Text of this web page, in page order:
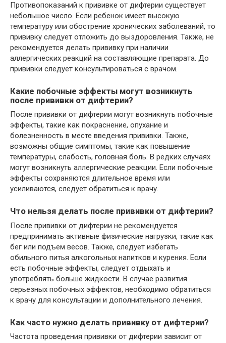
Противопоказаний к прививке от дифтерии существует
небольшое число. Если ребенок имеет высокую
температуру или обострение хронических заболеваний, то
прививку следует отложить до выздоровления. Также, не
рекомендуется делать прививку при наличии
аллергических реакций на составляющие препарата. До
прививки следует консультироваться с врачом.
Какие побочные эффекты могут возникнуть
после прививки от дифтерии?
После прививки от дифтерии могут возникнуть побочные
эффекты, такие как покраснение, опухание и
болезненность в месте введения прививки. Также,
возможны общие симптомы, такие как повышение
температуры, слабость, головная боль. В редких случаях
могут возникнуть аллергические реакции. Если побочные
эффекты сохраняются длительное время или
усиливаются, следует обратиться к врачу.
Что нельзя делать после прививки от дифтерии?
После прививки от дифтерии не рекомендуется
предпринимать активные физические нагрузки, такие как
бег или подъем весов. Также, следует избегать
обильного питья алкогольных напитков и курения. Если
есть побочные эффекты, следует отдыхать и
употреблять больше жидкости. В случае развития
серьезных побочных эффектов, необходимо обратиться
к врачу для консультации и дополнительного лечения.
Как часто нужно делать прививку от дифтерии?
Частота проведения прививки от дифтерии зависит от